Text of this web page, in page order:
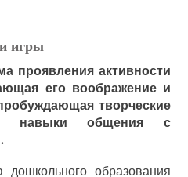
игры
проявления активности
его воображение и
творческие
навыки общения с
образования